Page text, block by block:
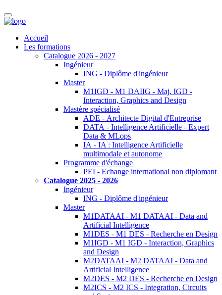
Accueil
Les formations
Catalogue 2026 - 2027
Ingénieur
ING - Diplôme d'ingénieur
Master
M1IGD - M1 DAIIG - Maj. IGD -
Interaction, Graphics and Design
Mastère spécialisé
ADE - Architecte Digital d'Entreprise
DATA - Intelligence Artificielle - Expert
Data & MLops
IA - IA : Intelligence Artificielle
multimodale et autonome
Programme d'échange
PEI - Echange international non diplomant
Catalogue 2025 - 2026
Ingénieur
ING - Diplôme d'ingénieur
Master
M1DATAAI - M1 DATAAI - Data and
Artificial Intelligence
M1DES - M1 DES - Recherche en Design
M1IGD - M1 IGD - Interaction, Graphics
and Design
M2DATAAI - M2 DATAAI - Data and
Artificial Intelligence
M2DES - M2 DES - Recherche en Design
M2ICS - M2 ICS - Integration, Circuits